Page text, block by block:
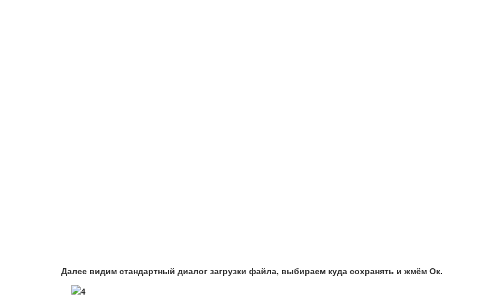
Далее видим стандартный диалог загрузки файла, выбираем куда сохранять и жмём Ок.